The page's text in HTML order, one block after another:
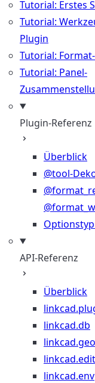
Tutorial: Erstes
Tutorial:
Plugin
Tutorial:
Tutorial: Panel-
Plugin-Referenz
Überblick
@tool-
API-Referenz
Überblick
linkcad.db
linkcad.edit
linkcad.env